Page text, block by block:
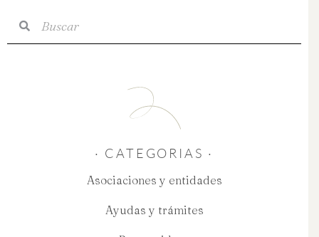
Buscar
· CATEGORIAS ·
Asociaciones y entidades
Ayudas y trámites